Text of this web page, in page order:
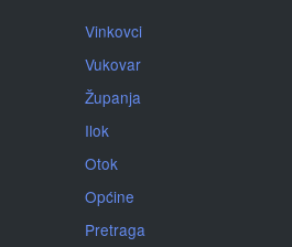
Vinkovci
Vukovar
Županja
Ilok
Otok
Općine
Pretraga